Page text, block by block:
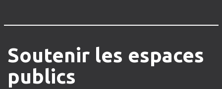
Soutenir les espaces
publics